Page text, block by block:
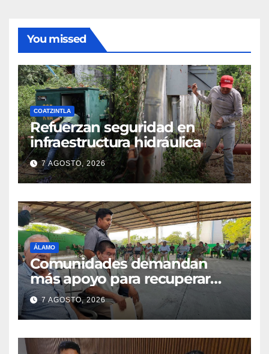
You missed
COATZINTLA
Refuerzan seguridad en
infraestructura hidráulica
7 AGOSTO, 2026
ÁLAMO
Comunidades demandan
más apoyo para recuperar
parcelas
7 AGOSTO, 2026